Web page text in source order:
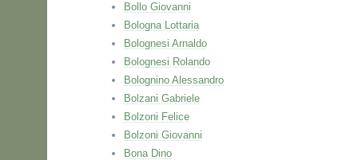
Bollo Giovanni
Bologna Lottaria
Bolognesi Arnaldo
Bolognesi Rolando
Bolognino Alessandro
Bolzani Gabriele
Bolzoni Felice
Bolzoni Giovanni
Bona Dino